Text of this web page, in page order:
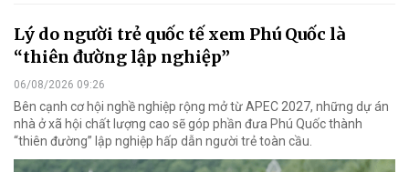
Lý do người trẻ quốc tế xem Phú Quốc là
“thiên đường lập nghiệp”
06/08/2026 09:26
Bên cạnh cơ hội nghề nghiệp rộng mở từ APEC 2027, những dự án
nhà ở xã hội chất lượng cao sẽ góp phần đưa Phú Quốc thành
“thiên đường” lập nghiệp hấp dẫn người trẻ toàn cầu.